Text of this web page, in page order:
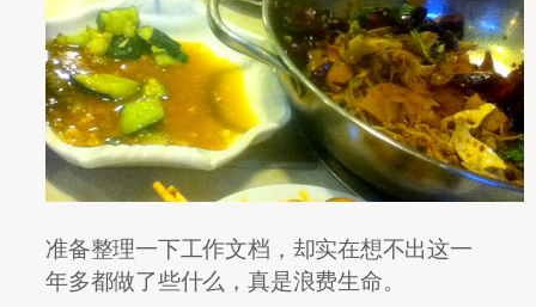
准备整理一下工作文档，却实在想不出这一
年多都做了些什么，真是浪费生命。